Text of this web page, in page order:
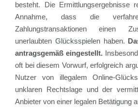
besteht. Die Ermittlungsergebnisse
Annahme, dass die
Zahlungstransaktionen einen
unerlaubten Glücksspielen haben.
antragsgemäß eingestellt.
oft bei diesem Vorwurf, erfolgreich
Nutzer von illegalem Online-
unklaren Rechtslage und der
Anbieter von einer legalen Betätigung